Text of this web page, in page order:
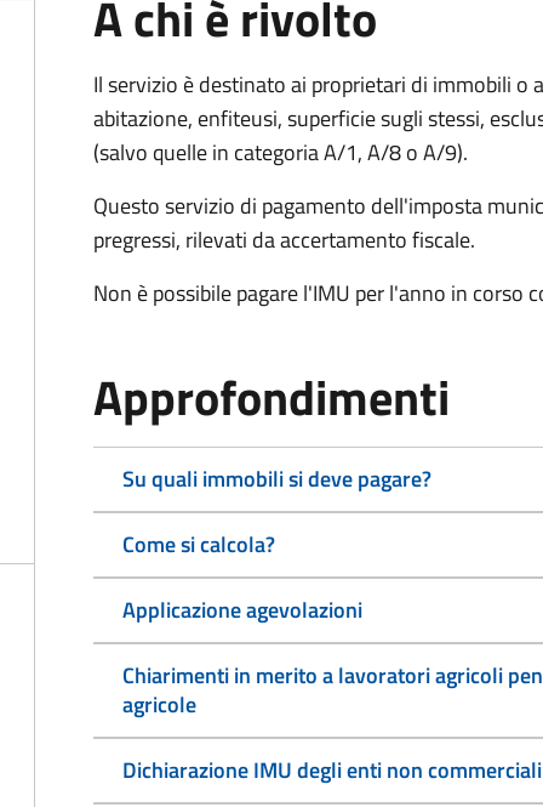
A chi è rivolto
Il servizio è destinato ai proprietari di immobili
abitazione, enfiteusi, superficie sugli stessi,
(salvo quelle in categoria A/1, A/8 o A/9).
Questo servizio di pagamento dell'imposta
pregressi, rilevati da accertamento fiscale.
Non è possibile pagare l'IMU per l'anno in corso
Approfondimenti
Su quali immobili si deve pagare?
Come si calcola?
Applicazione agevolazioni
Chiarimenti in merito a lavoratori agricoli
agricole
Dichiarazione IMU degli enti non commerciali